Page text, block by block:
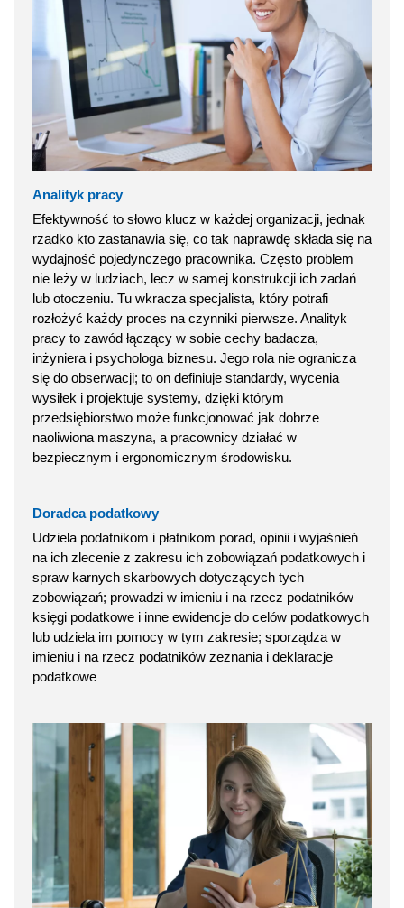
Analityk pracy
Efektywność to słowo klucz w każdej organizacji, jednak
rzadko kto zastanawia się, co tak naprawdę składa się na
wydajność pojedynczego pracownika. Często problem
nie leży w ludziach, lecz w samej konstrukcji ich zadań
lub otoczeniu. Tu wkracza specjalista, który potrafi
rozłożyć każdy proces na czynniki pierwsze. Analityk
pracy to zawód łączący w sobie cechy badacza,
inżyniera i psychologa biznesu. Jego rola nie ogranicza
się do obserwacji; to on definiuje standardy, wycenia
wysiłek i projektuje systemy, dzięki którym
przedsiębiorstwo może funkcjonować jak dobrze
naoliwiona maszyna, a pracownicy działać w
bezpiecznym i ergonomicznym środowisku.
Doradca podatkowy
Udziela podatnikom i płatnikom porad, opinii i wyjaśnień
na ich zlecenie z zakresu ich zobowiązań podatkowych i
spraw karnych skarbowych dotyczących tych
zobowiązań; prowadzi w imieniu i na rzecz podatników
księgi podatkowe i inne ewidencje do celów podatkowych
lub udziela im pomocy w tym zakresie; sporządza w
imieniu i na rzecz podatników zeznania i deklaracje
podatkowe